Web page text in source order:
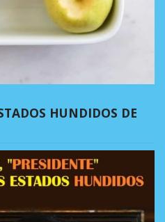
HUNDIDOS DE